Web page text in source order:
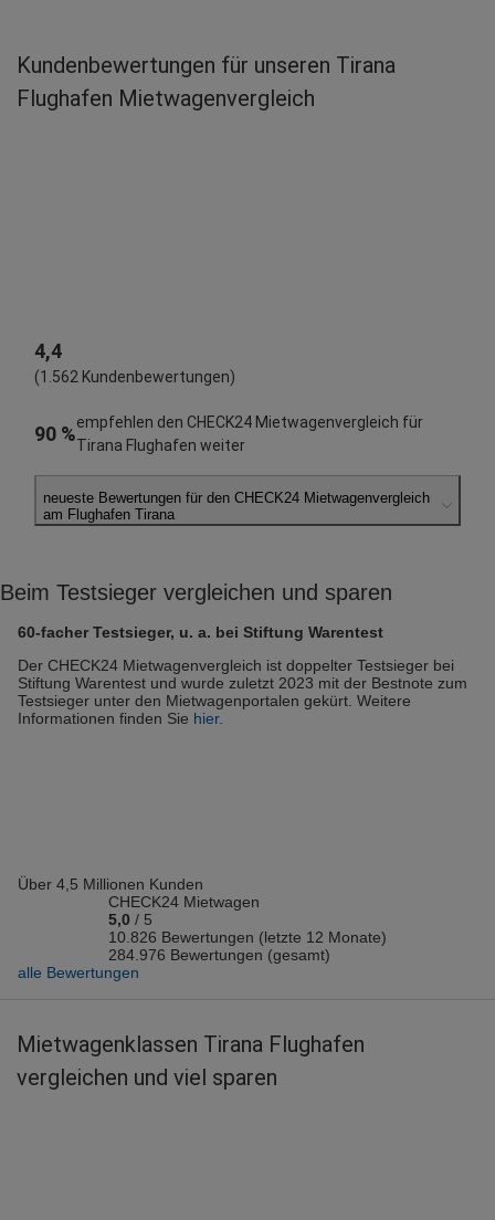
Kundenbewertungen für unseren Tirana
Flughafen Mietwagenvergleich
4,4
(1.562 Kundenbewertungen)
90 %
empfehlen den CHECK24 Mietwagenvergleich für
Tirana Flughafen weiter
neueste Bewertungen für den CHECK24 Mietwagenvergleich
am Flughafen Tirana
Abholort: Tirana Flughafen
Esther C.
abgegeben am 09.08.2026
Abholort: Tirana Flughafen
Stefan A.
abgegeben am 09.08.2026
Abholort: Tirana Flughafen
Vermieter: Europcar
Abholort: Tirana Flughafen
Vermieter: Flex To Go
Beim Testsieger vergleichen und sparen
60-facher Testsieger, u. a. bei Stiftung Warentest
Der CHECK24 Mietwagenvergleich ist doppelter Testsieger bei
Stiftung Warentest und wurde zuletzt 2023 mit der Bestnote zum
Testsieger unter den Mietwagenportalen gekürt. Weitere
Informationen finden Sie hier.
Über 4,5 Millionen Kunden
CHECK24 Mietwagen
5,0 / 5
10.826 Bewertungen (letzte 12 Monate)
284.976 Bewertungen (gesamt)
alle Bewertungen
Mietwagenklassen Tirana Flughafen
vergleichen und viel sparen